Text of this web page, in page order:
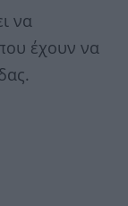
να
έχουν να